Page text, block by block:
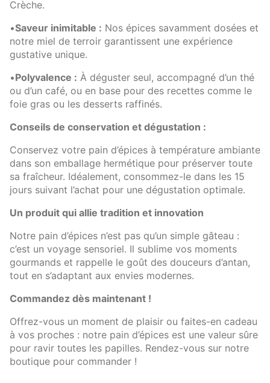
Crèche.
•Saveur inimitable : Nos épices savamment dosées et
notre miel de terroir garantissent une expérience
gustative unique.
•Polyvalence : À déguster seul, accompagné d’un thé
ou d’un café, ou en base pour des recettes comme le
foie gras ou les desserts raffinés.
Conseils de conservation et dégustation :
Conservez votre pain d’épices à température ambiante
dans son emballage hermétique pour préserver toute
sa fraîcheur. Idéalement, consommez-le dans les 15
jours suivant l’achat pour une dégustation optimale.
Un produit qui allie tradition et innovation
Notre pain d’épices n’est pas qu’un simple gâteau :
c’est un voyage sensoriel. Il sublime vos moments
gourmands et rappelle le goût des douceurs d’antan,
tout en s’adaptant aux envies modernes.
Commandez dès maintenant !
Offrez-vous un moment de plaisir ou faites-en cadeau
à vos proches : notre pain d’épices est une valeur sûre
pour ravir toutes les papilles. Rendez-vous sur notre
boutique pour commander !